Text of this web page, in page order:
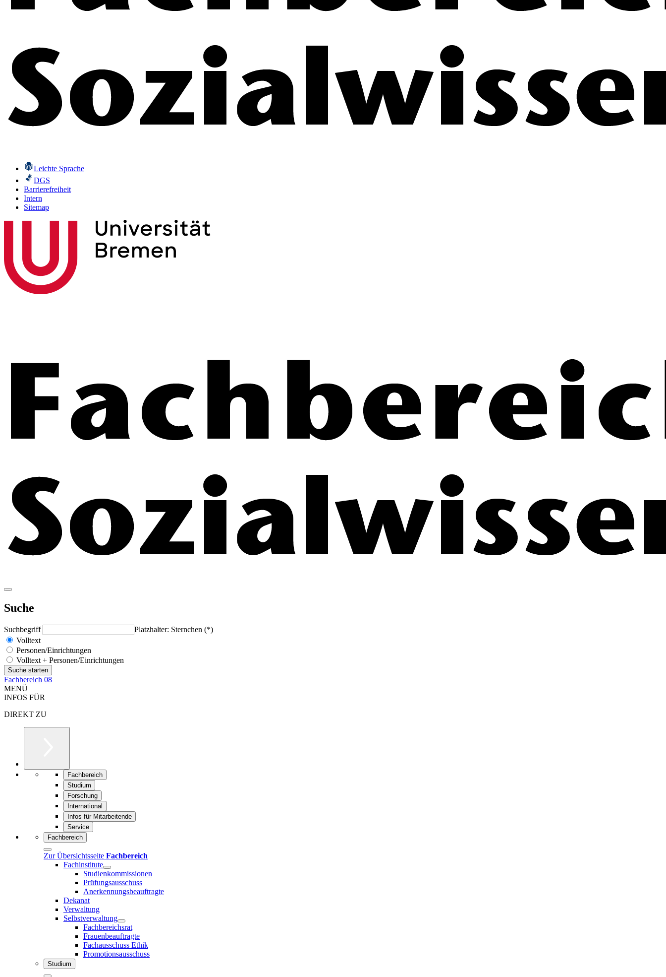
Leichte Sprache
DGS
Barrierefreiheit
Intern
Sitemap
Suche
Suchbegriff
Platzhalter: Sternchen (*)
Volltext
Personen/Einrichtungen
Volltext + Personen/Einrichtungen
Fachbereich 08
MENÜ
INFOS FÜR
DIREKT ZU
Fachbereich
Studium
Forschung
International
Infos für Mitarbeitende
Service
Fachbereich
Zur Übersichtsseite Fachbereich
Fachinstitute
Studienkommissionen
Prüfungsausschuss
Anerkennungsbeauftragte
Dekanat
Verwaltung
Selbstverwaltung
Fachbereichsrat
Frauenbeauftragte
Fachausschuss Ethik
Promotionsausschuss
Studium